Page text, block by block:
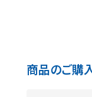
商品のご購